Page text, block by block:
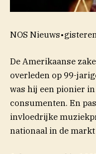
NOS Nieuws•
De Amerikaanse
overleden op 99-
was hij een pionier
consumenten. En
invloedrijke
nationaal in de